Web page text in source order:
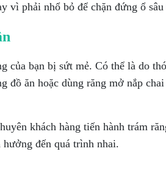
vì phải nhổ bỏ để chặn đứng ổ
của bạn bị sứt mẻ. Có thể là do
đồ ăn hoặc dùng răng mở nắp
khách hàng tiến hành trám
đến quá trình nhai.